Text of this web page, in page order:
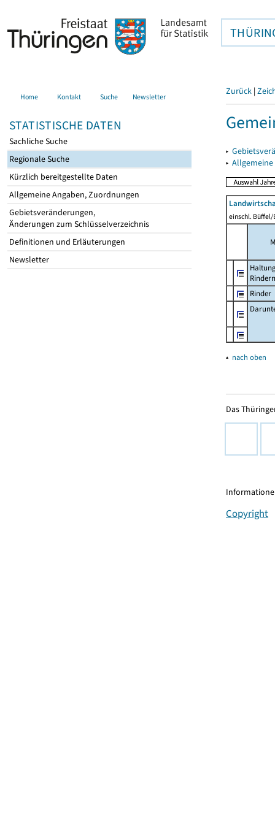
Home Kontakt Suche Newsletter
STATISTISCHE DATEN
Sachliche Suche
Regionale Suche
Kürzlich bereitgestellte Daten
Allgemeine Angaben, Zuordnungen
Gebietsveränderungen,
Änderungen zum Schlüsselverzeichnis
Definitionen und Erläuterungen
Newsletter
Zurück |
▸
▸
einschl. Büffel/
Rindern
Rinder
▴ nach oben
Das
Copyright